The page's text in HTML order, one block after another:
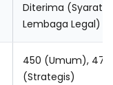
Diterima (Syarat
Lembaga Legal)
450 (Umum), 475
(Strategis)